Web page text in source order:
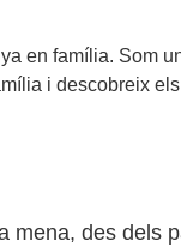
en família. Som
i descobreix
des dels